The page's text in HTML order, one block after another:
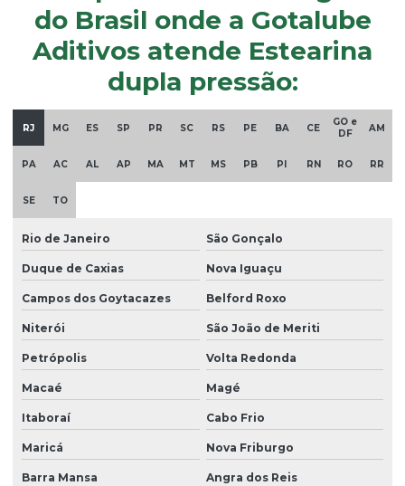
Onde comprar plastificantes
óxido de alumínio
óxido de magnésio
óxido de zinco em pó
Plastificante de base vegetal atóxico
Plastificante doa
Plastificante em pó
Plastificante de poliuretano
Plastificante vegetal para pvc
Plastisol
Plastisol para aplicações
Plastisol atóxico
Plastisol pvc
do Brasil onde a Gotalube
Aditivos atende Estearina
dupla pressão:
RJ MG ES SP PR SC RS PE BA CE
GO e
DF
AM
PA AC AL AP MA MT MS PB PI RN RO RR
SE TO
Rio de Janeiro São Gonçalo
Duque de Caxias Nova Iguaçu
Campos dos Goytacazes Belford Roxo
Niterói São João de Meriti
Petrópolis Volta Redonda
Macaé Magé
Itaboraí Cabo Frio
Maricá Nova Friburgo
Barra Mansa Angra dos Reis